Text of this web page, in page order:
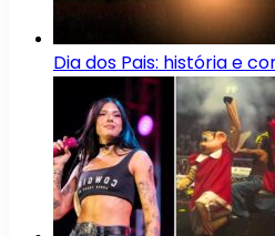
Dia dos Pais: história e